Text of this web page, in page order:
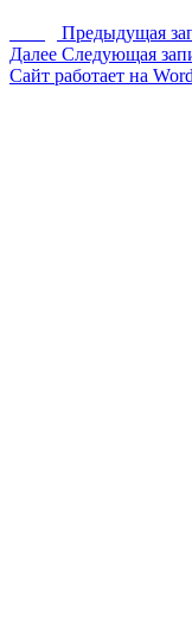
Предыдущая
Далее Следующая
Сайт работает на